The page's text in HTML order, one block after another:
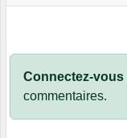
Connectez-vous
commentaires.